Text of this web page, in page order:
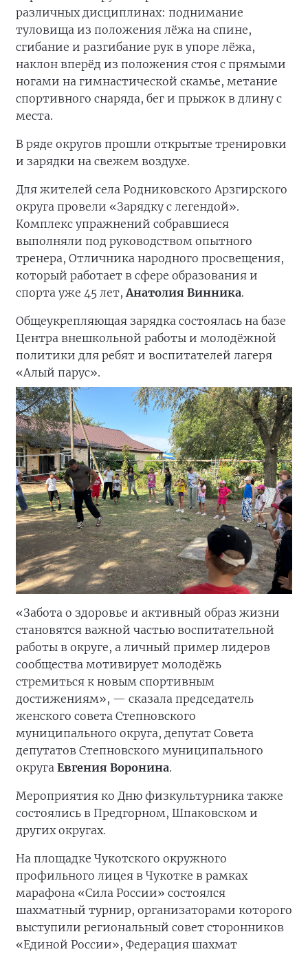
различных дисциплинах: поднимание
туловища из положения лёжа на спине,
сгибание и разгибание рук в упоре лёжа,
наклон вперёд из положения стоя с прямыми
ногами на гимнастической скамье, метание
спортивного снаряда, бег и прыжок в длину с
места.
В ряде округов прошли открытые тренировки
и зарядки на свежем воздухе.
Для жителей села Родниковского Арзгирского
округа провели «Зарядку с легендой».
Комплекс упражнений собравшиеся
выполняли под руководством опытного
тренера, Отличника народного просвещения,
который работает в сфере образования и
спорта уже 45 лет, Анатолия Винника.
Общеукрепляющая зарядка состоялась на базе
Центра внешкольной работы и молодёжной
политики для ребят и воспитателей лагеря
«Алый парус».
«Забота о здоровье и активный образ жизни
становятся важной частью воспитательной
работы в округе, а личный пример лидеров
сообщества мотивирует молодёжь
стремиться к новым спортивным
достижениям», — сказала председатель
женского совета Степновского
муниципального округа, депутат Совета
депутатов Степновского муниципального
округа Евгения Воронина.
Мероприятия ко Дню физкультурника также
состоялись в Предгорном, Шпаковском и
других округах.
На площадке Чукотского окружного
профильного лицея в Чукотке в рамках
марафона «Сила России» состоялся
шахматный турнир, организаторами которого
выступили региональный совет сторонников
«Единой России», Федерация шахмат